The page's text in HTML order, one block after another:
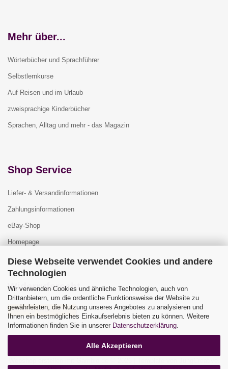
Diese Webseite verwendet Cookies und andere
Technologien
Wir verwenden Cookies und ähnliche Technologien, auch von
Drittanbietern, um die ordentliche Funktionsweise der Website zu
gewährleisten, die Nutzung unseres Angebotes zu analysieren und
Ihnen ein bestmögliches Einkaufserlebnis bieten zu können. Weitere
Informationen finden Sie in unserer Datenschutzerklärung
Alle Akzeptieren
Mehr über...
Wörterbücher und Sprachführer
Selbstlernkurse
Auf Reisen und im Urlaub
zweisprachige Kinderbücher
Sprachen, Alltag und mehr - das Magazin
Shop Service
Liefer- & Versandinformationen
Zahlungsinformationen
eBay-Shop
Homepage
Widerrufsrecht
Vertrag widerrufen
Widerrufsbelehrung